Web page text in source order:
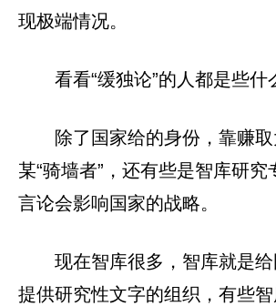
现极端情况。
看看“缓独论”的人都是些什
除了国家给的身份，靠赚
某“骑墙者”，还有些是智库研究
言论会影响国家的战略。
现在智库很多，智库就是
提供研究性文字的组织，有些